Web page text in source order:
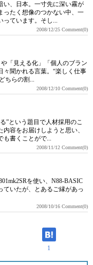
い、日本。一寸先に深い霧が
ったく想像のつかない中、一
っています。そし...
2008/12/25 Comment(0)
「見える化」「個人のブラン
々聞かれる言葉。“楽しく仕事
ちらの割...
2008/12/10 Comment(0)
”という題目で人材採用のこ
容をお届けしようと思い、
も書くことがで...
2008/11/12 Comment(0)
を使い、N88-BASIC
ていたが、とあるご縁があっ
2008/10/16 Comment(0)
1